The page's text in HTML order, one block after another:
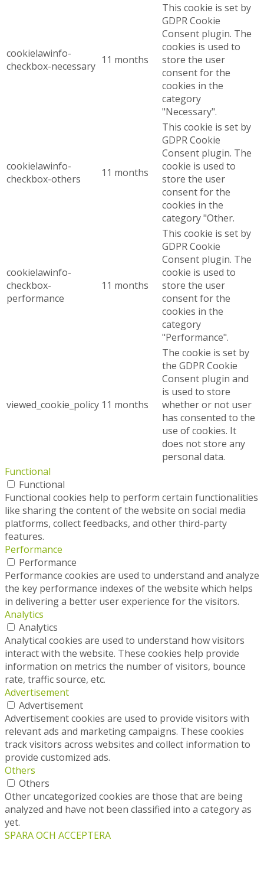
cookielawinfo-
checkbox-necessary 11 months
This cookie is set by
GDPR Cookie
Consent plugin. The
cookies is used to
store the user
consent for the
cookies in the
category
"Necessary".
cookielawinfo-
checkbox-others
11 months
This cookie is set by
GDPR Cookie
Consent plugin. The
cookie is used to
store the user
consent for the
cookies in the
category "Other.
cookielawinfo-
checkbox-
performance
11 months
This cookie is set by
GDPR Cookie
Consent plugin. The
cookie is used to
store the user
consent for the
cookies in the
category
"Performance".
viewed_cookie_policy 11 months
The cookie is set by
the GDPR Cookie
Consent plugin and
is used to store
whether or not user
has consented to the
use of cookies. It
does not store any
personal data.
Functional
Functional
Functional cookies help to perform certain functionalities
like sharing the content of the website on social media
platforms, collect feedbacks, and other third-party
features.
Performance
Performance
Performance cookies are used to understand and analyze
the key performance indexes of the website which helps
in delivering a better user experience for the visitors.
Analytics
Analytics
Analytical cookies are used to understand how visitors
interact with the website. These cookies help provide
information on metrics the number of visitors, bounce
rate, traffic source, etc.
Advertisement
Advertisement
Advertisement cookies are used to provide visitors with
relevant ads and marketing campaigns. These cookies
track visitors across websites and collect information to
provide customized ads.
Others
Others
Other uncategorized cookies are those that are being
analyzed and have not been classified into a category as
yet.
SPARA OCH ACCEPTERA